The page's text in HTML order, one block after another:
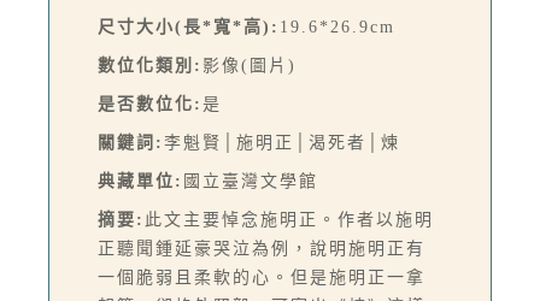
尺寸大小(長*寬*高): 19.6*26.9cm
數位化類別: 影像(圖片)
是否數位化: 是
關鍵詞: 李魁賢│施明正│渴死者│煉
典藏單位: 國立臺灣文學館
摘要: 此文主要悼念施明正。作者以施明
正聽聞鍾延豪哭泣為例，說明施明正有
一個脆弱且柔軟的心。但是施明正一拿